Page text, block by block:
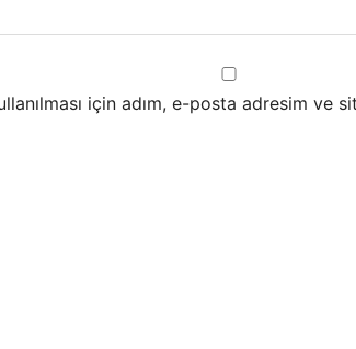
için adım, e-posta adresim ve